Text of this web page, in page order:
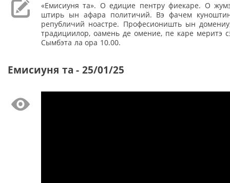
«Емисиуня та». О едицие пентру фиекаре. О
штирь ын афара политичий. Вэ фачем
републичий ноастре. Професионишть ын
традициилор, оамень де омение, пе каре меритэ
Сымбэта ла ора 10.00.
Емисиуня та - 25/01/25